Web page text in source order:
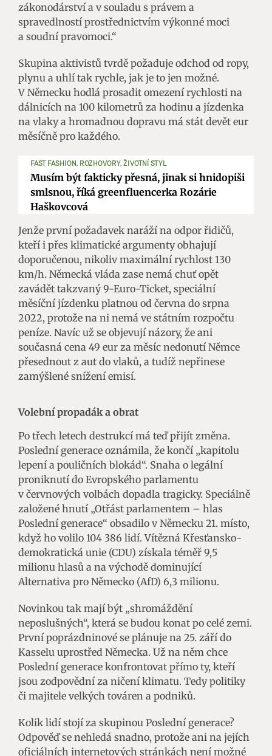
zákonodárství a v souladu s právem a
spravedlností prostřednictvím výkonné moci
a soudní pravomoci.“
Skupina aktivistů tvrdě požaduje odchod od ropy,
plynu a uhlí tak rychle, jak je to jen možné.
V Německu hodlá prosadit omezení rychlosti na
dálnicích na 100 kilometrů za hodinu a jízdenka
na vlaky a hromadnou dopravu má stát devět eur
měsíčně pro každého.
FAST FASHION, ROZHOVORY, ŽIVOTNÍ STYL
Musím být fakticky přesná, jinak si hnidopiši
smlsnou, říká greenfluencerka Rozárie
Haškovcová
Jenže první požadavek naráží na odpor řidičů,
kteří i přes klimatické argumenty obhajují
doporučenou, nikoliv maximální rychlost 130
km/h. Německá vláda zase nemá chuť opět
zavádět takzvaný 9-Euro-Ticket, speciální
měsíční jízdenku platnou od června do srpna
2022, protože na ni nemá ve státním rozpočtu
peníze. Navíc už se objevují názory, že ani
současná cena 49 eur za měsíc nedonutí Němce
přesednout z aut do vlaků, a tudíž nepřinese
zamýšlené snížení emisí.
Volební propadák a obrat
Po třech letech destrukcí má teď přijít změna.
Poslední generace oznámila, že končí „kapitolu
lepení a pouličních blokád“. Snaha o legální
proniknutí do Evropského parlamentu
v červnových volbách dopadla tragicky. Speciálně
založené hnutí „Otřást parlamentem – hlas
Poslední generace“ obsadilo v Německu 21. místo,
když ho volilo 104 386 lidí. Vítězná Křesťansko-
demokratická unie (CDU) získala téměř 9,5
milionu hlasů a na východě dominující
Alternativa pro Německo (AfD) 6,3 milionu.
Novinkou tak mají být „shromáždění
neposlušných“, která se budou konat po celé zemi.
První poprázdninové se plánuje na 25. září do
Kasselu uprostřed Německa. Už na něm chce
Poslední generace konfrontovat přímo ty, kteří
jsou zodpovědní za ničení klimatu. Tedy politiky
či majitele velkých továren a podniků.
Kolik lidí stojí za skupinou Poslední generace?
Odpověď se nehledá snadno, protože ani na jejích
oficiálních internetových stránkách není možné